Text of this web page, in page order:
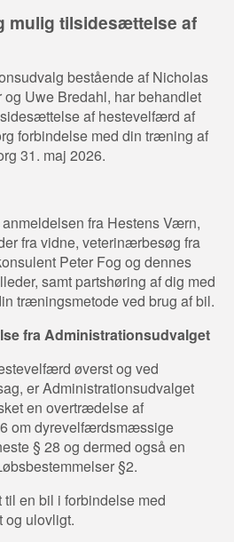
mulig tilsidesættelse af
bestående af Nicholas
Uwe Bredahl, har behandlet
af hestevelfærd af
forbindelse med din træning af
31. maj 2026.
fra Hestens Værn,
fra vidne, veterinærbesøg fra
Peter Fog og dennes
samt partshøring af dig med
træningsmetode ved brug af bil.
fra Administrationsudvalget
øverst og ved
er Administrationsudvalget
en overtrædelse af
om dyrevelfærdsmæssige
§ 28 og dermed også en
§2.
en bil i forbindelse med
ulovligt.